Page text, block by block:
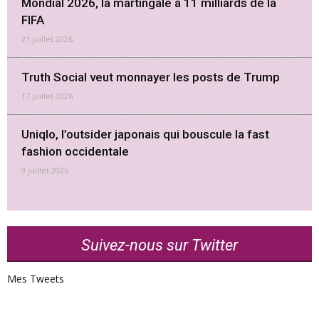
Mondial 2026, la martingale à 11 milliards de la
FIFA
21 juillet 2026
Truth Social veut monnayer les posts de Trump
17 juillet 2026
Uniqlo, l’outsider japonais qui bouscule la fast
fashion occidentale
9 juillet 2026
Suivez-nous sur Twitter
Mes Tweets